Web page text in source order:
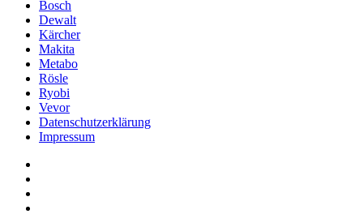
Bosch
Dewalt
Kärcher
Makita
Metabo
Rösle
Ryobi
Vevor
Datenschutzerklärung
Impressum